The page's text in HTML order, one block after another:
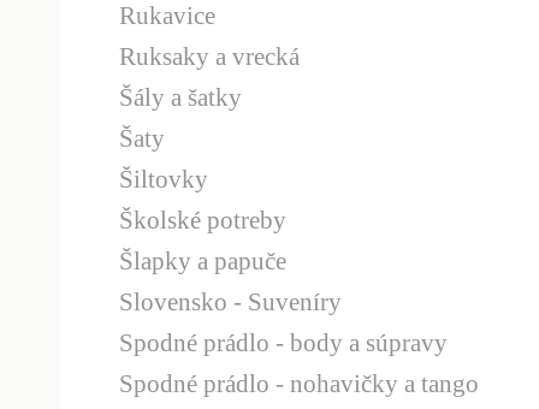
Rukavice
Ruksaky a vrecká
Šály a šatky
Šaty
Šiltovky
Školské potreby
Šlapky a papuče
Slovensko - Suveníry
Spodné prádlo - body a súpravy
Spodné prádlo - nohavičky a tango